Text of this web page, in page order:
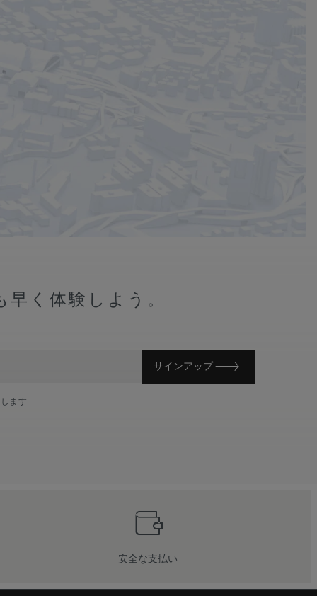
く体験しよう。
サインアップ
ます
安全な支払い